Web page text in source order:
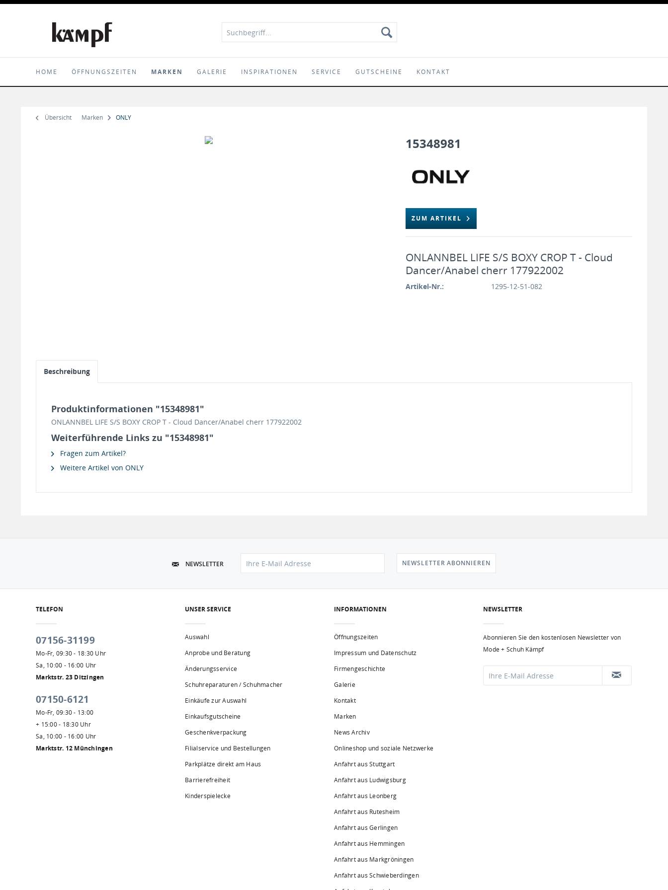
HOME ÖFFNUNGSZEITEN MARKEN GALERIE INSPIRATIONEN SERVICE GUTSCHEINE KONTAKT
Übersicht Marken ONLY
15348981
ZUM ARTIKEL
ONLANNBEL LIFE S/S BOXY CROP T - Cloud
Dancer/Anabel cherr 177922002
Artikel-Nr.: 1295-12-51-082
Beschreibung
Produktinformationen "15348981"
ONLANNBEL LIFE S/S BOXY CROP T - Cloud Dancer/Anabel cherr 177922002
Weiterführende Links zu "15348981"
Fragen zum Artikel?
Weitere Artikel von ONLY
NEWSLETTER NEWSLETTER ABONNIEREN
TELEFON
07156-31199
Mo-Fr, 09:30 - 18:30 Uhr
Sa, 10:00 - 16:00 Uhr
Marktstr. 23 Ditzingen
07150-6121
Mo-Fr, 09:30 - 13:00
+ 15:00 - 18:30 Uhr
Sa, 10:00 - 16:00 Uhr
Marktstr. 12 Münchingen
UNSER SERVICE
Auswahl
Anprobe und Beratung
Änderungsservice
Schuhreparaturen / Schuhmacher
Einkäufe zur Auswahl
Einkaufsgutscheine
Geschenkverpackung
Filialservice und Bestellungen
Parkplätze direkt am Haus
Barrierefreiheit
Kinderspielecke
INFORMATIONEN
Öffnungszeiten
Impressum und Datenschutz
Firmengeschichte
Galerie
Kontakt
Marken
News Archiv
Onlineshop und soziale Netzwerke
Anfahrt aus Stuttgart
Anfahrt aus Ludwigsburg
Anfahrt aus Leonberg
Anfahrt aus Rutesheim
Anfahrt aus Gerlingen
Anfahrt aus Hemmingen
Anfahrt aus Markgröningen
Anfahrt aus Schwieberdingen
NEWSLETTER
Abonnieren Sie den kostenlosen Newsletter von
Mode + Schuh Kämpf